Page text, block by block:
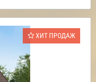
ХИТ ПРОДАЖ